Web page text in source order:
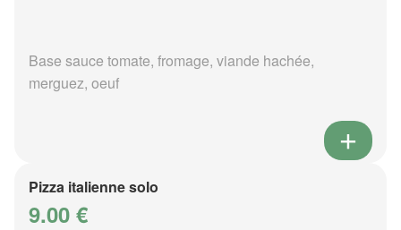
Base sauce tomate, fromage, viande hachée,
merguez, oeuf
Pizza italienne solo
9.00 €